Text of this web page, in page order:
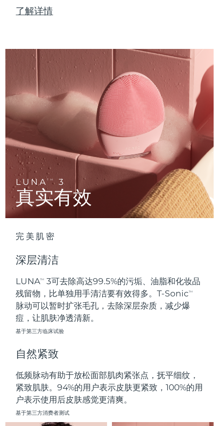
了解详情
LUNATM 3
真实有效
完美肌密
深层清洁
LUNATM
3可去除高达99.5%的污垢、油脂和化妆品
残留物，比单独用手清洁要有效得多。T-SonicTM
脉动可以暂时扩张毛孔，去除深层杂质，减少爆
痘，让肌肤净透清新。
基于第三方临床试验
自然紧致
低频脉动有助于放松面部肌肉紧张点，抚平细纹，
紧致肌肤。94%的用户表示皮肤更紧致，100%的用
户表示使用后皮肤感觉更清爽。
基于第三方消费者测试
PEACH™ Cooling Prep Gel
Cooling IPL hair removal gel
ESPADA™ Blemish Solution
Concentrated acne gel
ESPADA™ 设备
All acne treatment devices
眼部护肤
Advanced eye care treatment
眼部护理设备
All revitalizing eye massagers
KIWI™
Blackhead remover
KIWI™ 皮肤护理
Advanced pore care essentials
FLIP™ play advanced
LED light hairbrush
LUNA™ Dual-Peptide Scalp
For healthy hair
牙齿美白
issa™ Teeth Whitening Set
Dual LED + sonic device & 18% PAP gel
issa™ Teeth Whitening Gel
更多的
护肤品 男士
全部购买
关于我们
匈牙利
印度尼西亚 预计送达日期 8/8/26
爱尔兰 预计送达日期8/10/26
马恩岛 预计送达日期 8/12/26
预计送达日期
意大利 预计送达日期8/10/26
日本 预计送达日期8/13/26
泽西岛 预计送达日期8/15/26
黎巴嫩 预计送达日期8/11/26
立陶宛
中国澳门特别行政区
马来西亚 预计送达日期8/13/26
马耳他